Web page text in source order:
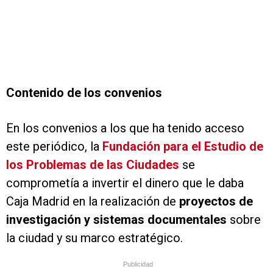
Contenido de los convenios
En los convenios a los que ha tenido acceso
este periódico, la Fundación para el Estudio de
los Problemas de las Ciudades se
comprometía a invertir el dinero que le daba
Caja Madrid en la realización de proyectos de
investigación y sistemas documentales sobre
la ciudad y su marco estratégico.
Publicidad